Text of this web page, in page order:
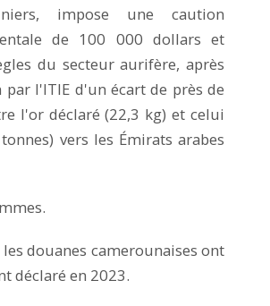
impose une caution
de 100 000 dollars et
du secteur aurifère, après
par l'ITIE d'un écart de près de
l'or déclaré (22,3 kg) et celui
vers les Émirats arabes
douanes camerounaises ont
déclaré en 2023.